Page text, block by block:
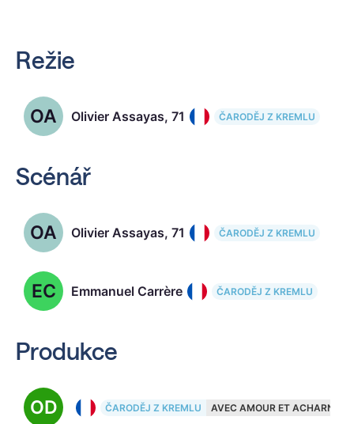
Režie
OA Olivier Assayas, 71 ČARODĚJ Z KREMLU
Scénář
OA Olivier Assayas, 71 ČARODĚJ Z KREMLU
EC Emmanuel Carrère ČARODĚJ Z KREMLU
Produkce
OD Olivier Delbosc, 57
ČARODĚJ Z KREMLU AVEC AMOUR ET